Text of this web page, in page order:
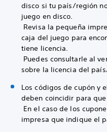
disco si tu país/región
juego en disco.
Revisa la pequeña
caja del juego para
tiene licencia.
Puedes consultarle al
sobre la licencia del
Los códigos de cupón y
deben coincidir para
En el caso de los
impresa que indique el